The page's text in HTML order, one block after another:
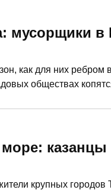
мусорщики
как для них
обществах
тоже никто не
море:
крупных